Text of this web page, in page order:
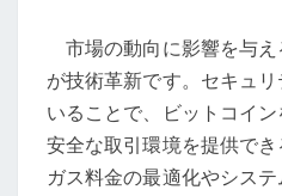
市場の動向に影響を与
が技術革新です。セキュ
いることで、ビットコイ
安全な取引環境を提供でき
ガス料金の最適化やシステ